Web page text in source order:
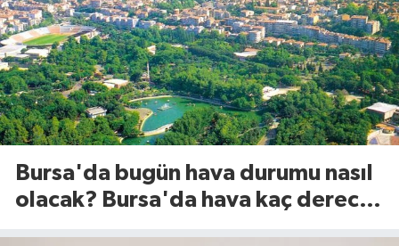
Bursa'da bugün hava durumu nasıl
olacak? Bursa'da hava kaç derece?